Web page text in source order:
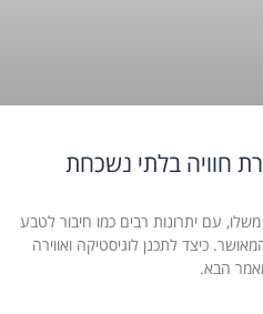
חוויה בלתי נשכחת
עם יתרונות רבים כמו חיבור לטבע
כיצד לתכנן לוגיסטיקה ואווירה
הבא.